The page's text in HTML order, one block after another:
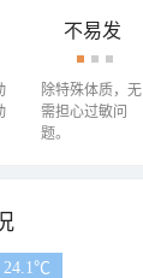
不易发
除特殊体质，无
需担心过敏问
题。
24.1℃